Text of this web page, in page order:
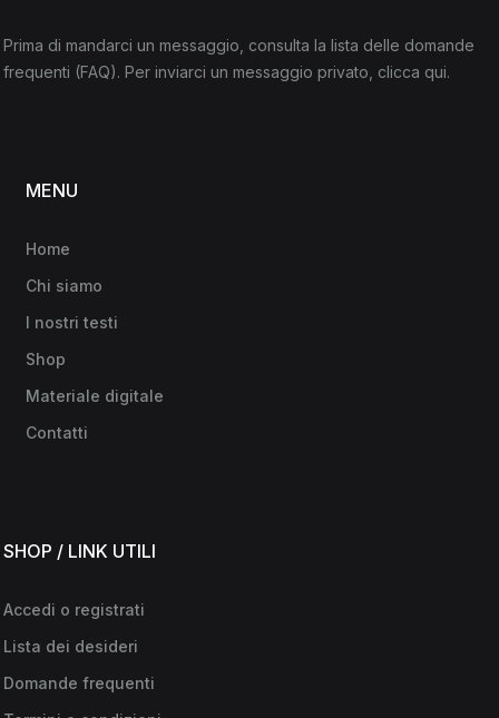
Prima di mandarci un messaggio, consulta la lista delle domande
frequenti (FAQ). Per inviarci un messaggio privato, clicca qui.
MENU
Home
Chi siamo
I nostri testi
Shop
Materiale digitale
Contatti
SHOP / LINK UTILI
Accedi o registrati
Lista dei desideri
Domande frequenti